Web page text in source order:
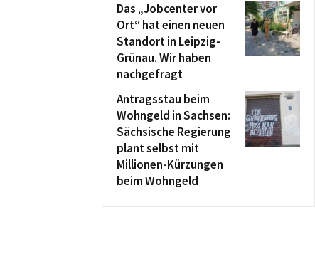
Das „Jobcenter vor
Ort“ hat einen neuen
Standort in Leipzig-
Grünau. Wir haben
nachgefragt
Antragsstau beim
Wohngeld in Sachsen:
Sächsische Regierung
plant selbst mit
Millionen-Kürzungen
beim Wohngeld